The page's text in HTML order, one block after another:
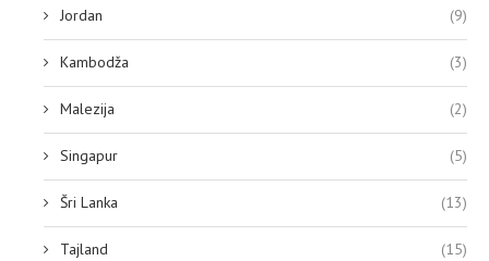
Jordan (9)
Kambodža (3)
Malezija (2)
Singapur (5)
Šri Lanka (13)
Tajland (15)